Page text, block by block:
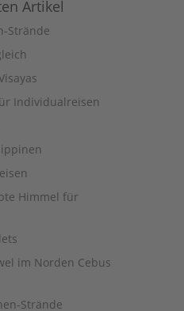
Artikel
Strände
Individualreisen
Himmel für
im Norden Cebus